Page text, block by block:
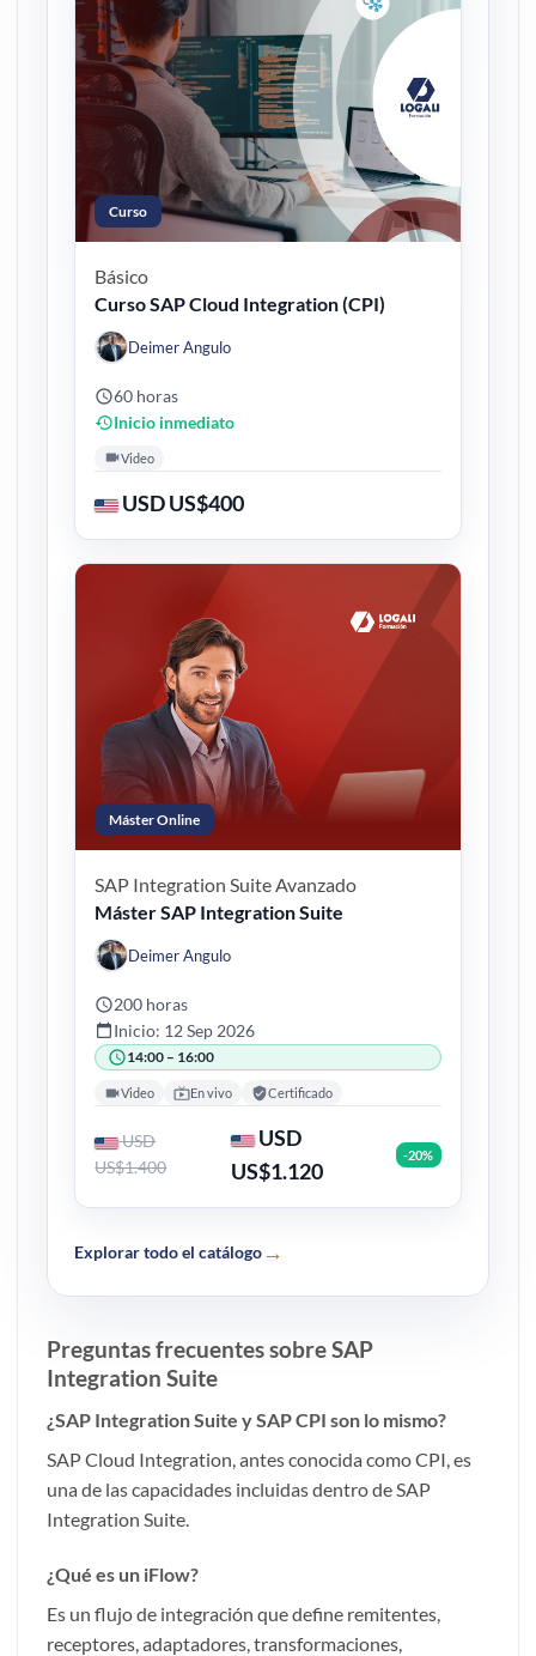
Curso
Básico
Curso SAP Cloud Integration (CPI)
Deimer Angulo
60 horas
Inicio inmediato
Video
USD US$400
Máster Online
SAP Integration Suite Avanzado
Máster SAP Integration Suite
Deimer Angulo
200 horas
Inicio: 12 Sep 2026
14:00 – 16:00
Video En vivo Certificado
USD
US$1.400
USD
US$1.120
-20%
Explorar todo el catálogo→
Preguntas frecuentes sobre SAP
Integration Suite
¿SAP Integration Suite y SAP CPI son lo mismo?
SAP Cloud Integration, antes conocida como CPI, es
una de las capacidades incluidas dentro de SAP
Integration Suite.
¿Qué es un iFlow?
Es un flujo de integración que define remitentes,
receptores, adaptadores, transformaciones,